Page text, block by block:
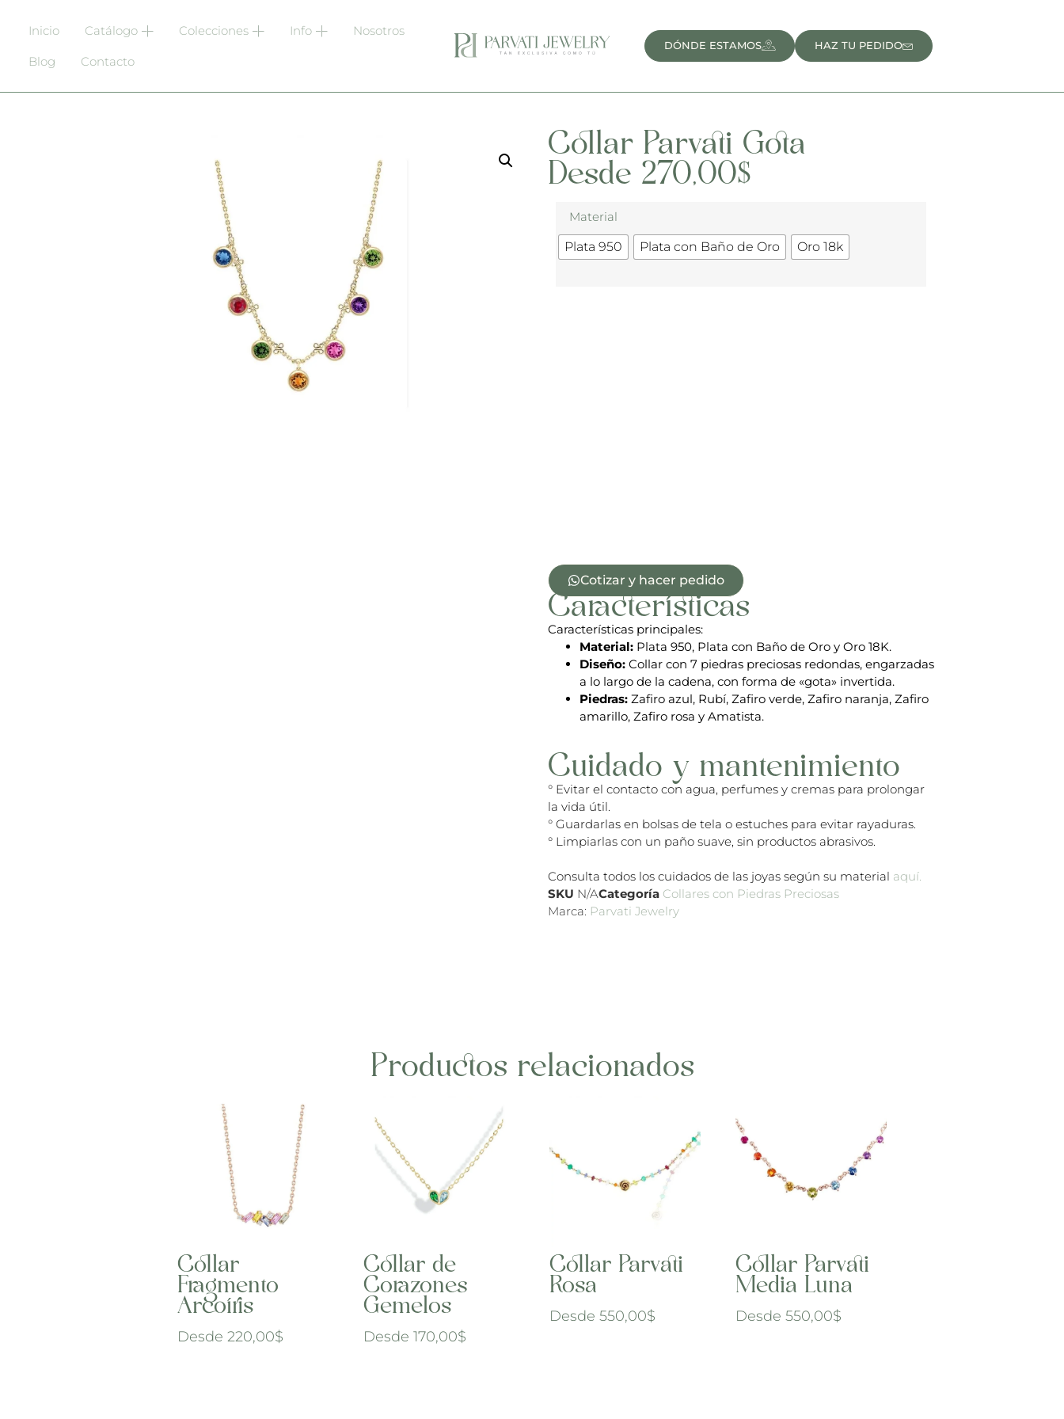
Inicio Catálogo Colecciones Info Nosotros
Blog Contacto
DÓNDE ESTAMOS HAZ TU PEDIDO
Collar Parvati Gota
Desde 270,00$
Material
Plata 950 Plata con Baño de Oro Oro 18k
Cotizar y hacer pedido
Características
Características principales:
Material: Plata 950, Plata con Baño de Oro y Oro 18K.
Diseño: Collar con 7 piedras preciosas redondas, engarzadas
a lo largo de la cadena, con forma de «gota» invertida.
Piedras: Zafiro azul, Rubí, Zafiro verde, Zafiro naranja, Zafiro
amarillo, Zafiro rosa y Amatista.
Cuidado y mantenimiento
° Evitar el contacto con agua, perfumes y cremas para prolongar
la vida útil.
° Guardarlas en bolsas de tela o estuches para evitar rayaduras.
° Limpiarlas con un paño suave, sin productos abrasivos.
Consulta todos los cuidados de las joyas según su material aquí.
SKU N/ACategoría Collares con Piedras Preciosas
Marca: Parvati Jewelry
Productos relacionados
Collar
Fragmento
Arcoíris
Desde 220,00$
Collar de
Corazones
Gemelos
Desde 170,00$
Collar Parvati
Rosa
Desde 550,00$
Collar Parvati
Media Luna
Desde550,00$